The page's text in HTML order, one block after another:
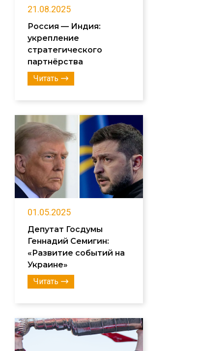
21.08.2025
Россия — Индия:
укрепление
стратегического
партнёрства
Читать
01.05.2025
Депутат Госдумы
Геннадий Семигин:
«Развитие событий на
Украине»
Читать